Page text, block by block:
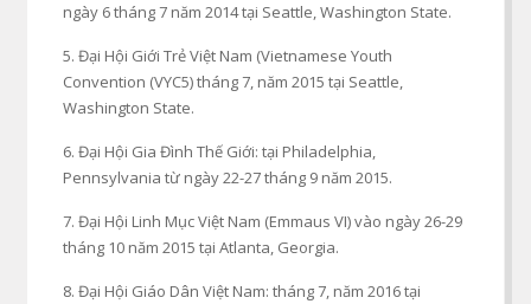
ngày 6 tháng 7 năm 2014 tại Seattle, Washington State.
5. Đại Hội Giới Trẻ Việt Nam (Vietnamese Youth
Convention (VYC5) tháng 7, năm 2015 tại Seattle,
Washington State.
6. Đại Hội Gia Đình Thế Giới: tại Philadelphia,
Pennsylvania từ ngày 22-27 tháng 9 năm 2015.
7. Đại Hội Linh Mục Việt Nam (Emmaus VI) vào ngày 26-29
tháng 10 năm 2015 tại Atlanta, Georgia.
8. Đại Hội Giáo Dân Việt Nam: tháng 7, năm 2016 tại